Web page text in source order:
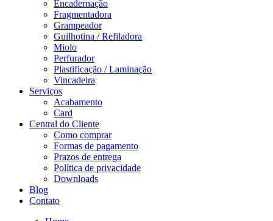
Encadernação
Fragmentadora
Grampeador
Guilhotina / Refiladora
Miolo
Perfurador
Plastificação / Laminação
Vincadeira
Serviços
Acabamento
Card
Central do Cliente
Como comprar
Formas de pagamento
Prazos de entrega
Política de privacidade
Downloads
Blog
Contato